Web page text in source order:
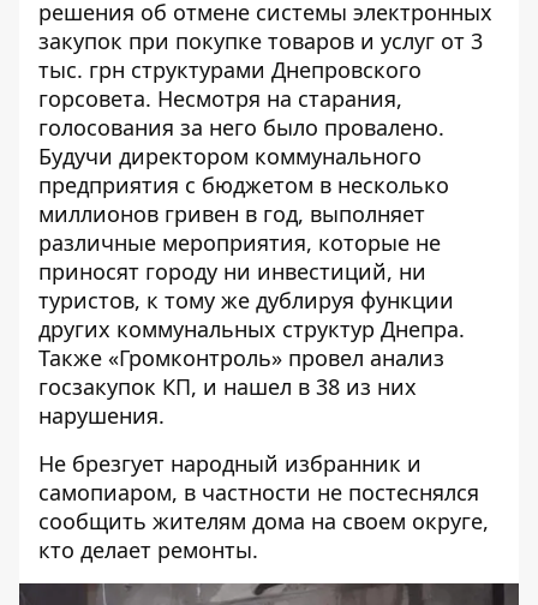
решения об отмене системы электронных
закупок при покупке товаров и услуг от 3
тыс. грн структурами Днепровского
горсовета. Несмотря на старания,
голосования за него было провалено.
Будучи директором коммунального
предприятия с бюджетом в несколько
миллионов гривен в год, выполняет
различные мероприятия, которые не
приносят городу ни инвестиций, ни
туристов, к тому же дублируя функции
других коммунальных структур Днепра.
Также «Громконтроль» провел анализ
госзакупок КП, и нашел в 38 из них
нарушения.
Не брезгует народный избранник и
самопиаром, в частности не постеснялся
сообщить жителям дома на своем округе,
кто делает ремонты.